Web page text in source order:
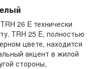
26 E технически
TRH 25 E, полностью
цвете, находится
акцент в жилой
стороны,